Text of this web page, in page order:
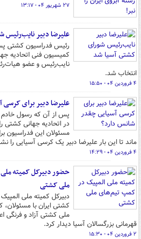
۲۷ شهریور ۰۴ - ۱۳:۱۷
علیرضا دبیر
رئیس فدراسیون کشتی
کمیسیون فنی اتحادیه
نایب‌رئیس و عضو
انتخاب شد.
۴ فروردین ۰۴ - ۱۵:۵۰
علیرضا دبیر برای
پس از آن که رسول
در اتحادیه جهانی کشتی
مسئولان این فدراسیون
ماند تا این بار علیرضا دبیر یک کرسی آسیایی را
۴ فروردین ۰۴ - ۱۴:۲۹
حضور دبیرکل کمیته
ملی کشتی
دبیرکل کمیته ملی
کشتی ایران با
ملی کشتی آزاد و فرنگی
قهرمانی بزرگسالان آسیا دیدار کرد.
۲ فروردین ۰۴ - ۱۵:۳۰